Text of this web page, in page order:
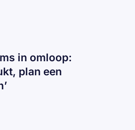
in omloop:
plan een